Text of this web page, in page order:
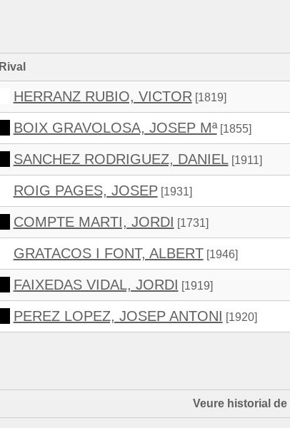
Rival
HERRANZ RUBIO, VICTOR [1819]
BOIX GRAVOLOSA, JOSEP Mª[1855]
SANCHEZ RODRIGUEZ, DANIEL[1911]
ROIG PAGES, JOSEP[1931]
COMPTE MARTI, JORDI [1731]
GRATACOS I FONT, ALBERT [1946]
FAIXEDAS VIDAL, JORDI [1919]
PEREZ LOPEZ, JOSEP ANTONI [1920]
Veure historial